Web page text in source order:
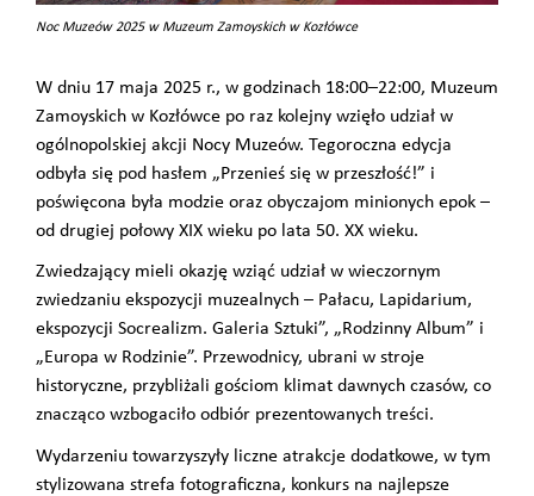
Noc Muzeów 2025 w Muzeum Zamoyskich w Kozłówce
W dniu 17 maja 2025 r., w godzinach 18:00–22:00, Muzeum
Zamoyskich w Kozłówce po raz kolejny wzięło udział w
ogólnopolskiej akcji Nocy Muzeów. Tegoroczna edycja
odbyła się pod hasłem „Przenieś się w przeszłość!” i
poświęcona była modzie oraz obyczajom minionych epok –
od drugiej połowy XIX wieku po lata 50. XX wieku.
Zwiedzający mieli okazję wziąć udział w wieczornym
zwiedzaniu ekspozycji muzealnych – Pałacu, Lapidarium,
ekspozycji Socrealizm. Galeria Sztuki”, „Rodzinny Album” i
„Europa w Rodzinie”. Przewodnicy, ubrani w stroje
historyczne, przybliżali gościom klimat dawnych czasów, co
znacząco wzbogaciło odbiór prezentowanych treści.
Wydarzeniu towarzyszyły liczne atrakcje dodatkowe, w tym
stylizowana strefa fotograficzna, konkurs na najlepsze